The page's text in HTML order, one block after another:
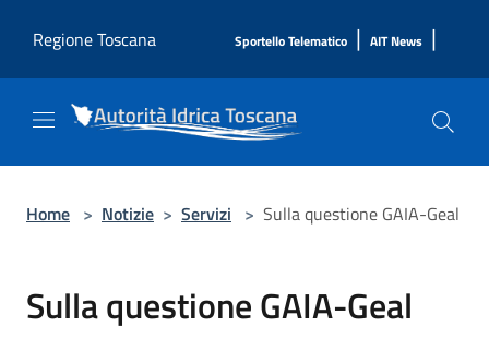
Regione Toscana
Sportello Telematico | AIT News |
Home > Notizie > Servizi > Sulla questione GAIA-Geal
Sulla questione GAIA-Geal